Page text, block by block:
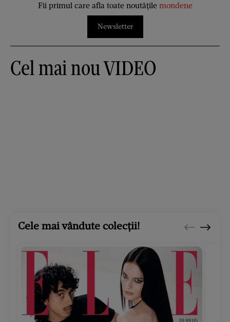
Fii primul care afla toate noutățile mondene
Newsletter
Cel mai nou VIDEO
Cele mai vândute colecții!